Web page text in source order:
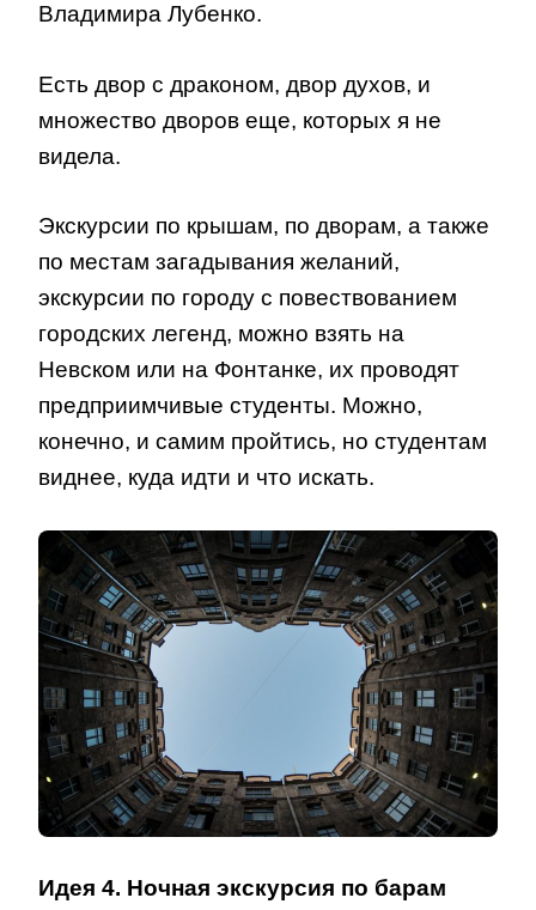
Владимира Лубенко.
Есть двор с драконом, двор духов, и
множество дворов еще, которых я не
видела.
Экскурсии по крышам, по дворам, а также
по местам загадывания желаний,
экскурсии по городу с повествованием
городских легенд, можно взять на
Невском или на Фонтанке, их проводят
предприимчивые студенты. Можно,
конечно, и самим пройтись, но студентам
виднее, куда идти и что искать.
Идея 4. Ночная экскурсия по барам